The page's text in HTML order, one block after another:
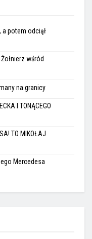
a potem odciął
wśród
na granicy
I TONĄCEGO
TO MIKOŁAJ
Mercedesa